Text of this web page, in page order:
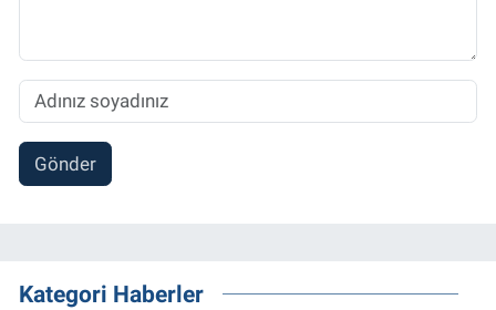
Gönder
Kategori Haberler